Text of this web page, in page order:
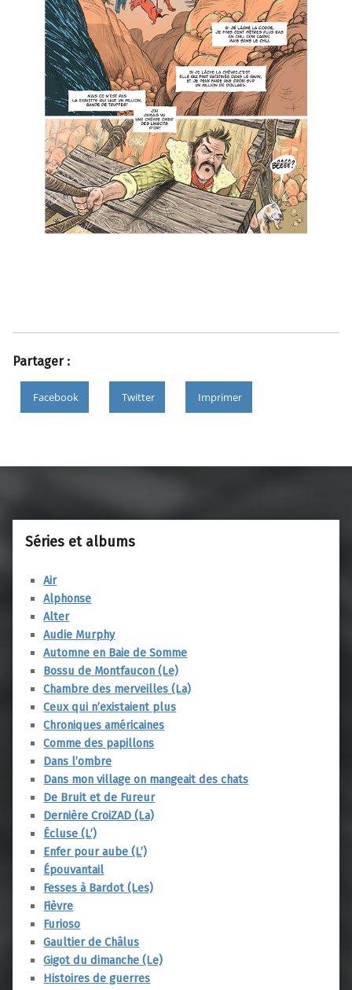
Partager :
Facebook Twitter Imprimer
Séries et albums
Air
Alphonse
Alter
Audie Murphy
Automne en Baie de Somme
Bossu de Montfaucon (Le)
Chambre des merveilles (La)
Ceux qui n’existaient plus
Chroniques américaines
Comme des papillons
Dans l’ombre
Dans mon village on mangeait des chats
De Bruit et de Fureur
Dernière CroiZAD (La)
Écluse (L’)
Enfer pour aube (L’)
Épouvantail
Fesses à Bardot (Les)
Fièvre
Furioso
Gaultier de Châlus
Gigot du dimanche (Le)
Histoires de guerres